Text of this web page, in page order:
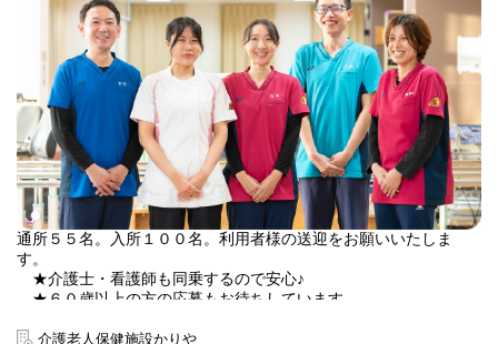
通所５５名。入所１００名。利用者様の送迎をお願いいたしま
す。
★介護士・看護師も同乗するので安心♪
★６０歳以上の方の応募もお待ちしています
介護老人保健施設かりや